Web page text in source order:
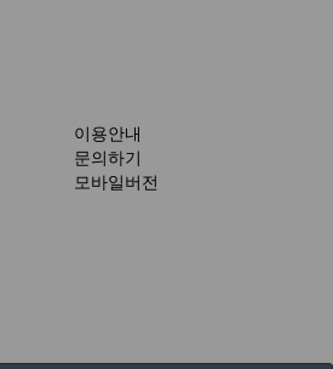
이용안내
문의하기
모바일버전